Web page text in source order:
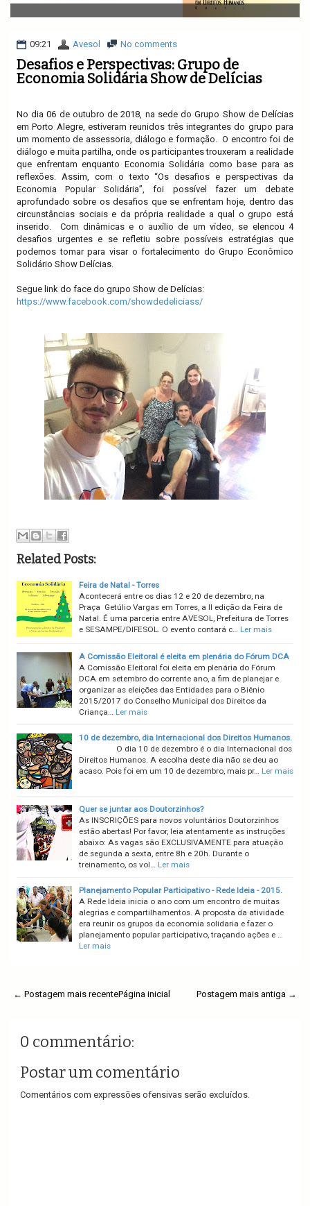
v
i
a
i
o
09:21 Avesol No comments
Desafios e Perspectivas: Grupo de
Economia Solidária Show de Delícias
No dia 06 de outubro de 2018, na sede do Grupo Show de Delícias
em Porto Alegre, estiveram reunidos três integrantes do grupo para
um momento de assessoria, diálogo e formação.
O encontro foi de
diálogo e muita partilha, onde os participantes trouxeram a realidade
que enfrentam enquanto Economia Solidária como base para as
reflexões. Assim, com o texto “Os desafios e perspectivas da
Economia Popular Solidária”, foi possível fazer um debate
aprofundado sobre os desafios que se enfrentam hoje, dentro das
circunstâncias sociais e da própria realidade a qual o grupo está
inserido.
Com dinâmicas e o auxílio de um vídeo, se elencou 4
desafios urgentes e se refletiu sobre possíveis estratégias que
podemos tomar para visar o fortalecimento do Grupo Econômico
Solidário Show Delícias.
Segue link do face do grupo Show de Delícias:
https://www.facebook.com/showdedeliciass/
Related Posts:
Feira de Natal - Torres
Acontecerá entre os dias 12 e 20 de dezembro, na
Praça Getúlio Vargas em Torres, a II edição da Feira de
Natal. É uma parceria entre AVESOL, Prefeitura de Torres
e SESAMPE/DIFESOL. O evento contará c… Ler mais
A Comissão Eleitoral é eleita em plenária do Fórum DCA
A Comissão Eleitoral foi eleita em plenária do Fórum
DCA em setembro do corrente ano, a fim de planejar e
organizar as eleições das Entidades para o Biênio
2015/2017 do Conselho Municipal dos Direitos da
Criança… Ler mais
10 de dezembro, dia Internacional dos Direitos Humanos.
O dia 10 de dezembro é o dia Internacional dos
Direitos Humanos. A escolha deste dia não se deu ao
acaso. Pois foi em um 10 de dezembro, mais pr… Ler mais
Quer se juntar aos Doutorzinhos?
As INSCRIÇÕES para novos voluntários Doutorzinhos
estão abertas! Por favor, leia atentamente as instruções
abaixo: As vagas são EXCLUSIVAMENTE para atuação
de segunda a sexta, entre 8h e 20h. Durante o
treinamento, os vol… Ler mais
Planejamento Popular Participativo - Rede Ideia - 2015.
A Rede Ideia inicia o ano com um encontro de muitas
alegrias e compartilhamentos. A proposta da atividade
era reunir os grupos da economia solidaria e fazer o
planejamento popular participativo, traçando ações e …
Ler mais
← Postagem mais recente Postagem mais antiga →
Página inicial
0 commentário:
Postar um comentário
Comentários com expressões ofensivas serão excluídos.